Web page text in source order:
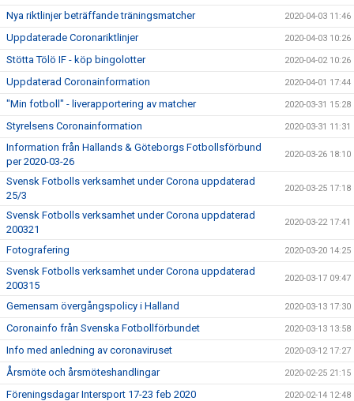
Nya riktlinjer beträffande träningsmatcher 2020-04-03 11:46
Uppdaterade Coronariktlinjer 2020-04-03 10:26
Stötta Tölö IF - köp bingolotter 2020-04-02 10:26
Uppdaterad Coronainformation 2020-04-01 17:44
"Min fotboll" - liverapportering av matcher 2020-03-31 15:28
Styrelsens Coronainformation 2020-03-31 11:31
Information från Hallands & Göteborgs Fotbollsförbund
per 2020-03-26
2020-03-26 18:10
Svensk Fotbolls verksamhet under Corona uppdaterad
25/3
2020-03-25 17:18
Svensk Fotbolls verksamhet under Corona uppdaterad
200321
2020-03-22 17:41
Fotografering 2020-03-20 14:25
Svensk Fotbolls verksamhet under Corona uppdaterad
200315
2020-03-17 09:47
Gemensam övergångspolicy i Halland 2020-03-13 17:30
Coronainfo från Svenska Fotbollförbundet 2020-03-13 13:58
Info med anledning av coronaviruset 2020-03-12 17:27
Årsmöte och årsmöteshandlingar 2020-02-25 21:15
Föreningsdagar Intersport 17-23 feb 2020 2020-02-14 12:48